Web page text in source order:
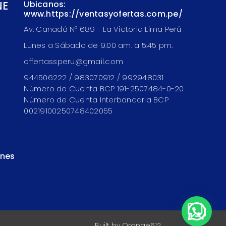
Ubicanos:
www.https://ventasyofertas.com.pe/
Av. Canadá N° 689 - La Victoria Lima Perú
Lunes a Sábado de 9:00 am. a 5:45 pm.
offertassperu@gmail.com
944506222 / 983070912 / 992948031
Número de Cuenta BCP 191-2507484-0-20
Número de Cuenta Interbancaria BCP
00219100250748402055